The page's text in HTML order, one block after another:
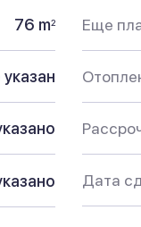
76 m2
указан
Еще
Дата